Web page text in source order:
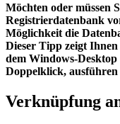
Möchten oder müssen
Registrierdatenbank
Möglichkeit die
Dieser Tipp zeigt
dem Windows-
Doppelklick, ausführen
Verknüpfung